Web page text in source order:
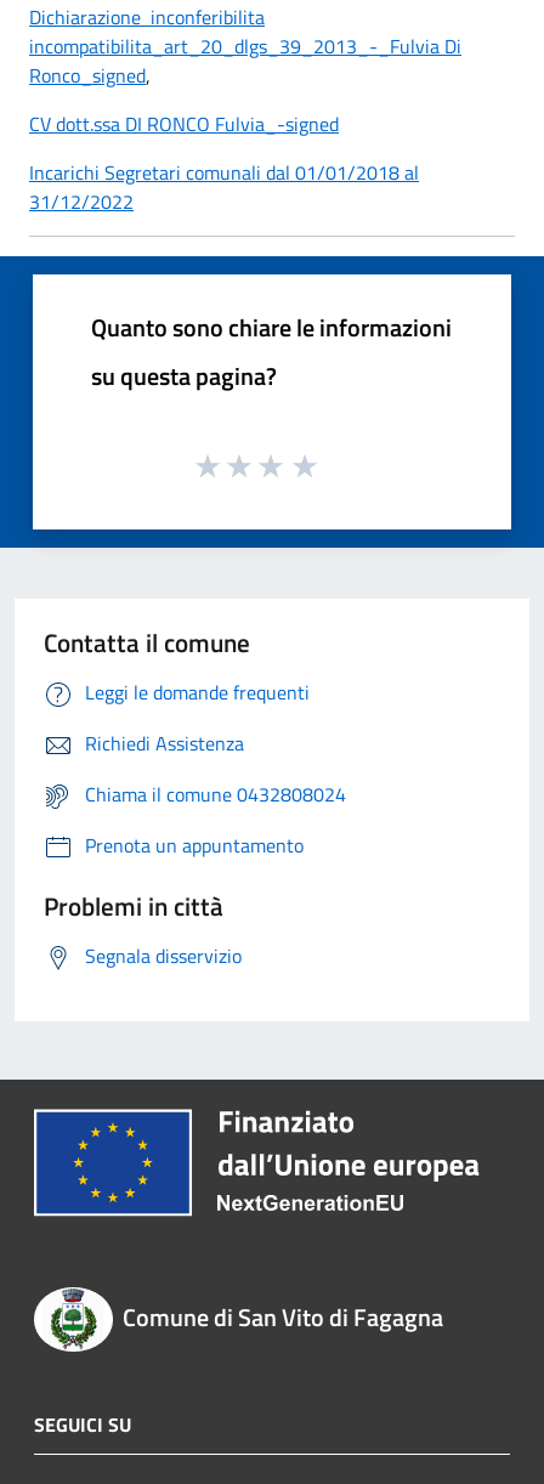
Dichiarazione inconferibilita
incompatibilita_art_20_dlgs_39_2013_-_Fulvia Di
Ronco_signed,
CV dott.ssa DI RONCO Fulvia_-signed
Incarichi Segretari comunali dal 01/01/2018 al
31/12/2022
Quanto sono chiare le informazioni
su questa pagina?
Contatta il comune
Leggi le domande frequenti
Richiedi Assistenza
Chiama il comune 0432808024
Prenota un appuntamento
Problemi in città
Segnala disservizio
Comune di San Vito di Fagagna
SEGUICI SU